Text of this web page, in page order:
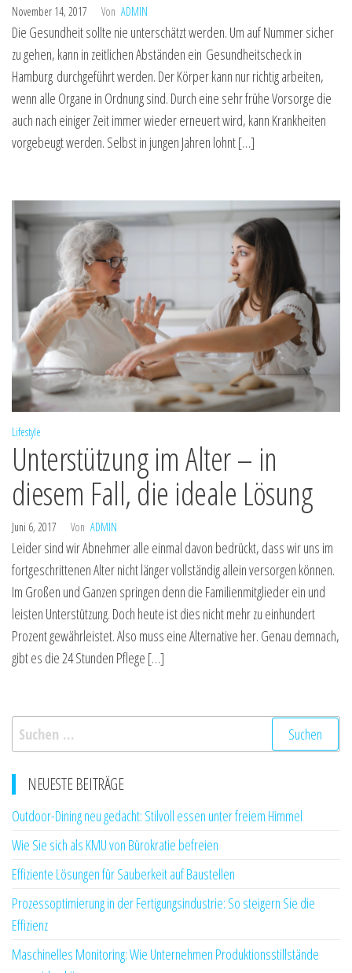
November 14, 2017 Von ADMIN
Die Gesundheit sollte nie unterschätzt werden. Um auf Nummer sicher
zu gehen, kann in zeitlichen Abständen ein Gesundheitscheck in
Hamburg durchgeführt werden. Der Körper kann nur richtig arbeiten,
wenn alle Organe in Ordnung sind. Durch eine sehr frühe Vorsorge die
auch nach einiger Zeit immer wieder erneuert wird, kann Krankheiten
vorgebeugt werden. Selbst in jungen Jahren lohnt […]
Lifestyle
Unterstützung im Alter – in
diesem Fall, die ideale Lösung
Juni 6, 2017 Von ADMIN
Leider sind wir Abnehmer alle einmal davon bedrückt, dass wir uns im
fortgeschrittenen Alter nicht länger vollständig allein versorgen können.
Im Großen und Ganzen springen denn die Familienmitglieder ein und
leisten Unterstützung. Doch heute ist dies nicht mehr zu einhundert
Prozent gewährleistet. Also muss eine Alternative her. Genau demnach,
gibt es die 24 Stunden Pflege […]
Suchen
nach:
NEUESTE BEITRÄGE
Outdoor-Dining neu gedacht: Stilvoll essen unter freiem Himmel
Wie Sie sich als KMU von Bürokratie befreien
Effiziente Lösungen für Sauberkeit auf Baustellen
Prozessoptimierung in der Fertigungsindustrie: So steigern Sie die
Effizienz
Maschinelles Monitoring: Wie Unternehmen Produktionsstillstände